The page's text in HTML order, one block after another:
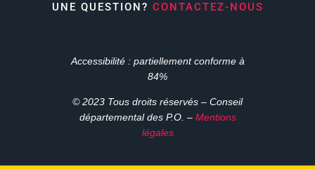
UNE QUESTION? CONTACTEZ-NOUS
Accessibilité : partiellement conforme à
84%
© 2023 Tous droits réservés – Conseil
départemental des P.O. – Mentions
légales